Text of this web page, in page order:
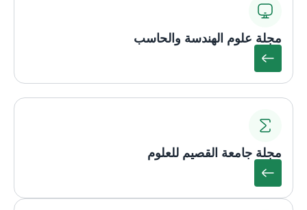
مجلة علوم الهندسة والحاسب
مجلة جامعة القصيم للعلوم